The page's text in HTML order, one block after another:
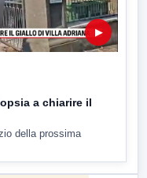
▶
a chiarire il
della prossima